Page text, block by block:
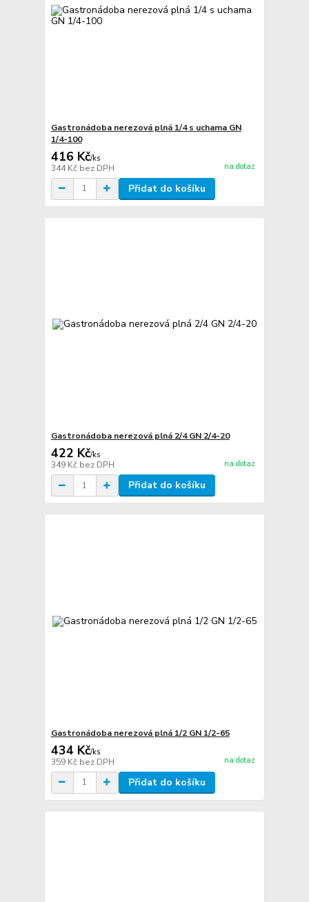
Gastronádoba nerezová plná 1/4 s uchama GN
1/4-100
416 Kč/ks
344 Kč bez DPH na dotaz
Přidat do košíku
Gastronádoba nerezová plná 2/4 GN 2/4-20
422 Kč/ks
349 Kč bez DPH na dotaz
Přidat do košíku
Gastronádoba nerezová plná 1/2 GN 1/2-65
434 Kč/ks
359 Kč bez DPH na dotaz
Přidat do košíku